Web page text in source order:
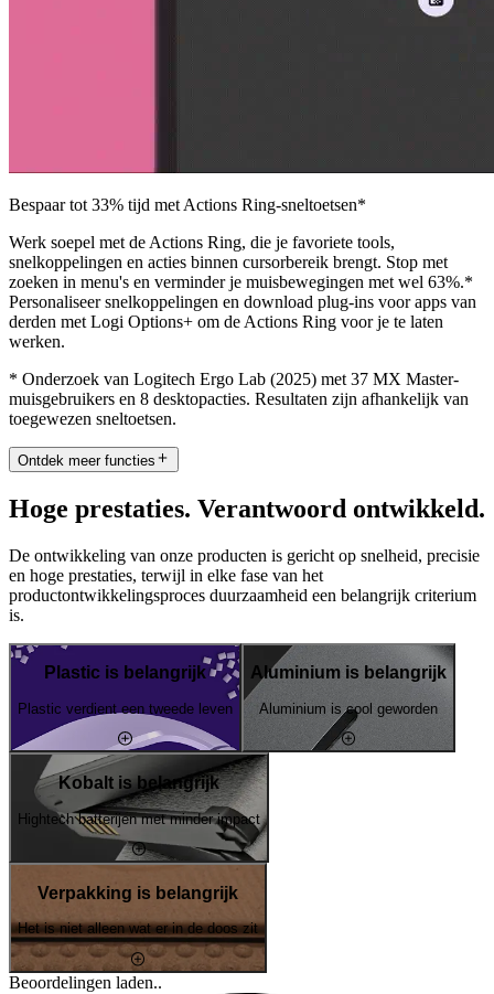
Bespaar tot 33% tijd met Actions Ring-sneltoetsen*
Werk soepel met de Actions Ring, die je favoriete tools,
snelkoppelingen en acties binnen cursorbereik brengt. Stop met
zoeken in menu's en verminder je muisbewegingen met wel 63%.*
Personaliseer snelkoppelingen en download plug-ins voor apps van
derden met Logi Options+ om de Actions Ring voor je te laten
werken.
* Onderzoek van Logitech Ergo Lab (2025) met 37 MX Master-
muisgebruikers en 8 desktopacties. Resultaten zijn afhankelijk van
toegewezen sneltoetsen.
Ontdek meer functies
Hoge prestaties. Verantwoord ontwikkeld.
De ontwikkeling van onze producten is gericht op snelheid, precisie
en hoge prestaties, terwijl in elke fase van het
productontwikkelingsproces duurzaamheid een belangrijk criterium
is.
Plastic is belangrijk
Plastic verdient een tweede leven
Aluminium is belangrijk
Aluminium is cool geworden
Kobalt is belangrijk
Hightech batterijen met minder impact
Verpakking is belangrijk
Het is niet alleen wat er in de doos zit
Beoordelingen laden..